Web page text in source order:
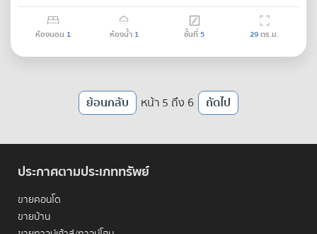
ห้องนอน 1 ห้องน้ำ 1 ชั้นที่5 29ตร.ม.
ย้อนกลับ หน้า 5 ถึง 6 ถัดไป
ประกาศตามประเภททรัพย์
ขายคอนโด
ขายบ้าน